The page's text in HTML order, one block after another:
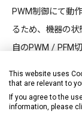
PWM制御にて動
るため、機器の
自のPWM / PFM
同期整流回路内蔵
タに比べ高効率
This website uses
that are relevant to
If you agree to the
information, please